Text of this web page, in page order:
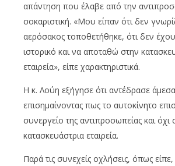
απάντηση που έλαβε από την
σοκαριστική. «Μου είπαν ότι δεν
αερόσακος τοποθετήθηκε, ότι δεν
ιστορικό και να αποταθώ στην
εταιρεία», είπε χαρακτηριστικά.
Η κ. Λούη εξήγησε ότι αντέδρασε
επισημαίνοντας πως το αυτοκίνητο
συνεργείο της αντιπροσωπείας και όχι
κατασκευάστρια εταιρεία.
Παρά τις συνεχείς οχλήσεις, όπως